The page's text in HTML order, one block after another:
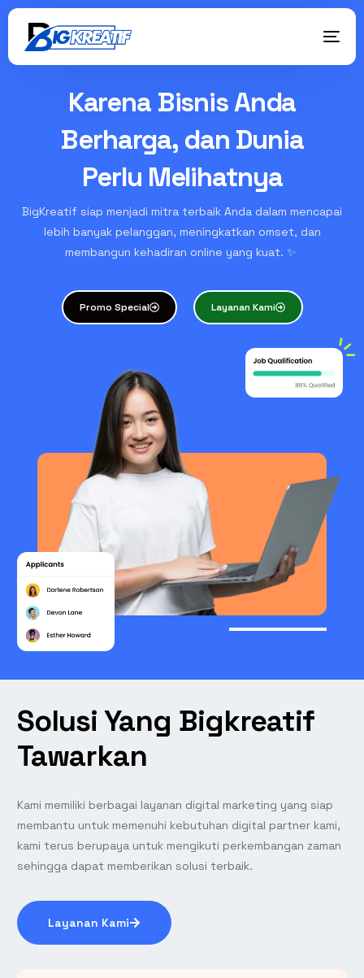
Karena Bisnis Anda
Berharga, dan Dunia
Perlu Melihatnya
BigKreatif siap menjadi mitra terbaik Anda dalam mencapai
lebih banyak pelanggan, meningkatkan omset, dan
membangun kehadiran online yang kuat. ✨
Promo Special Layanan Kami
Solusi Yang Bigkreatif
Tawarkan
Kami memiliki berbagai layanan digital marketing yang siap
membantu untuk memenuhi kebutuhan digital partner kami,
kami terus berupaya untuk mengikuti perkembangan zaman
sehingga dapat memberikan solusi terbaik.
Layanan Kami